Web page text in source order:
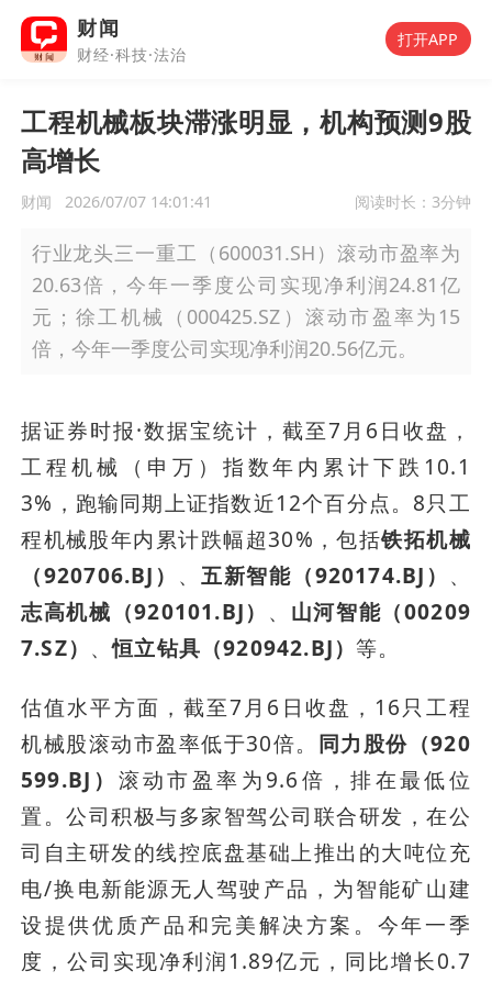
财闻
财经·科技·法治
打开APP
工程机械板块滞涨明显，机构预测9股
高增长
财闻 2026/07/07 14:01:41 阅读时长： 3分钟
行业龙头三一重工（600031.SH）滚动市盈率为
20.63倍，今年一季度公司实现净利润24.81亿
元；徐工机械（000425.SZ）滚动市盈率为15
倍，今年一季度公司实现净利润20.56亿元。
据证券时报·数据宝统计，截至7月6日收盘，
工程机械（申万）指数年内累计下跌10.1
3%，跑输同期上证指数近12个百分点。8只工
程机械股年内累计跌幅超30%，包括铁拓机械
（920706.BJ） 、 五新智能（920174.BJ） 、
志高机械（920101.BJ） 、 山河智能（00209
7.SZ） 、恒立钻具（920942.BJ）等。
估值水平方面，截至7月6日收盘，16只工程
机械股滚动市盈率低于30倍。 同力股份（920
599.BJ） 滚动市盈率为9.6倍，排在最低位
置。公司积极与多家智驾公司联合研发，在公
司自主研发的线控底盘基础上推出的大吨位充
电/换电新能源无人驾驶产品，为智能矿山建
设提供优质产品和完美解决方案。今年一季
度，公司实现净利润1.89亿元，同比增长0.7